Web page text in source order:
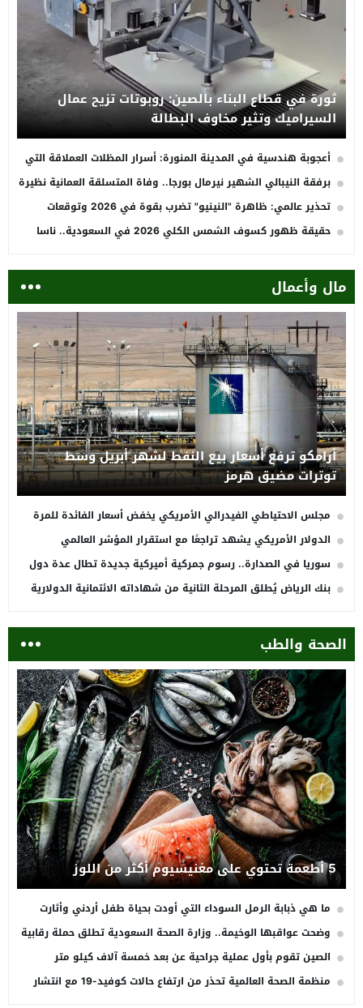
ثورة في قطاع البناء بالصين: روبوتات تزيح عمال
السيراميك وتثير مخاوف البطالة
أعجوبة هندسية في المدينة المنورة: أسرار المظلات العملاقة التي
تظلل 228 ألف مصلٍ
برفقة النيبالي الشهير نيرمال بورجا.. وفاة المتسلقة العمانية نظيرة
الحارثي بانهيار ثلجي في باكستان (فيديو)
تحذير عالمي: ظاهرة "النينيو" تضرب بقوة في 2026 وتوقعات
بارتفاع قياسي في درجات الحرارة
حقيقة ظهور كسوف الشمس الكلي 2026 في السعودية.. ناسا
مال وأعمال
أرامكو ترفع أسعار بيع النفط لشهر أبريل وسط
توترات مضيق هرمز
مجلس الاحتياطي الفيدرالي الأمريكي يخفض أسعار الفائدة للمرة
الأولى في 2025 ويفتح باب التحولات الاقتصادية العالمية
الدولار الأمريكي يشهد تراجعًا مع استقرار المؤشر العالمي
سوريا في الصدارة.. رسوم جمركية أميركية جديدة تطال عدة دول
عربية
بنك الرياض يُطلق المرحلة الثانية من شهاداته الائتمانية الدولارية
الصحة والطب
5 أطعمة تحتوي على مغنيسيوم أكثر من اللوز
ما هي ذبابة الرمل السوداء التي أودت بحياة طفل أردني وأثارت
وضحت عواقبها الوخيمة.. وزارة الصحة السعودية تطلق حملة رقابية
على صرف أدوية إنقاص الوزن
الصين تقوم بأول عملية جراحية عن بعد خمسة آلاف كيلو متر
بواسطة الاقمار الصناعية
منظمة الصحة العالمية تحذر من ارتفاع حالات كوفيد-19 مع انتشار